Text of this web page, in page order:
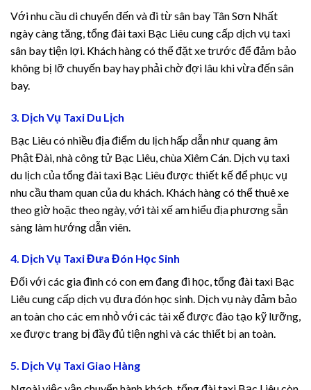
giriş
giriş
giriş
giriş
giriş
Với nhu cầu di chuyển đến và đi từ sân bay Tân Sơn Nhất
ngày càng tăng, tổng đài taxi Bạc Liêu cung cấp dịch vụ taxi
sân bay tiện lợi. Khách hàng có thể đặt xe trước để đảm bảo
không bị lỡ chuyến bay hay phải chờ đợi lâu khi vừa đến sân
bay.
3. Dịch Vụ Taxi Du Lịch
Bạc Liêu có nhiều địa điểm du lịch hấp dẫn như quang âm
Phật Đài, nhà công tử Bạc Liêu, chùa Xiêm Cán. Dịch vụ taxi
du lịch của tổng đài taxi Bạc Liêu được thiết kế để phục vụ
nhu cầu tham quan của du khách. Khách hàng có thể thuê xe
theo giờ hoặc theo ngày, với tài xế am hiểu địa phương sẵn
sàng làm hướng dẫn viên.
4. Dịch Vụ Taxi Đưa Đón Học Sinh
Đối với các gia đình có con em đang đi học, tổng đài taxi Bạc
Liêu cung cấp dịch vụ đưa đón học sinh. Dịch vụ này đảm bảo
an toàn cho các em nhỏ với các tài xế được đào tạo kỹ lưỡng,
xe được trang bị đầy đủ tiện nghi và các thiết bị an toàn.
5. Dịch Vụ Taxi Giao Hàng